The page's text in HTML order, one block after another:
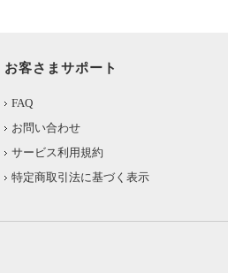
お客さまサポート
FAQ
お問い合わせ
サービス利用規約
特定商取引法に基づく表示